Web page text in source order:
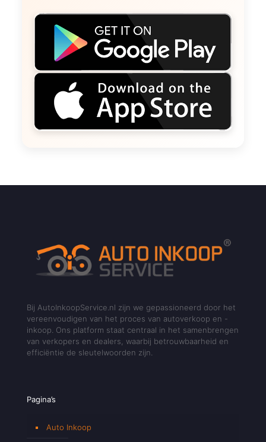
Bij AutoInkoopService.nl zijn we gepassioneerd door het
vereenvoudigen van het proces van autoverkoop en -
inkoop. Ons platform staat centraal in het samenbrengen
van verkopers en dealers, waarbij betrouwbaarheid en
efficiëntie de sleutelwoorden zijn.
Pagina’s
Auto Inkoop